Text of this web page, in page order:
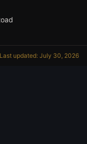
Last updated: July 30, 2026